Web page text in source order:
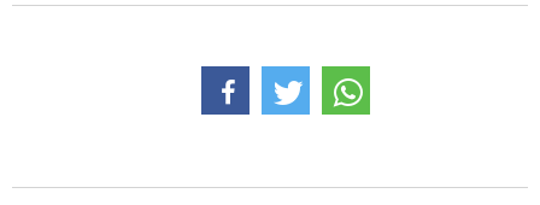
DIE LINKE
Institut Solidarische Moderne